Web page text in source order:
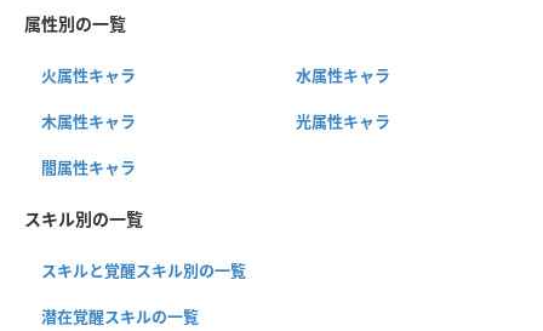
属性別の一覧
火属性キャラ 水属性キャラ
木属性キャラ 光属性キャラ
闇属性キャラ
スキル別の一覧
スキルと覚醒スキル別の一覧
潜在覚醒スキルの一覧